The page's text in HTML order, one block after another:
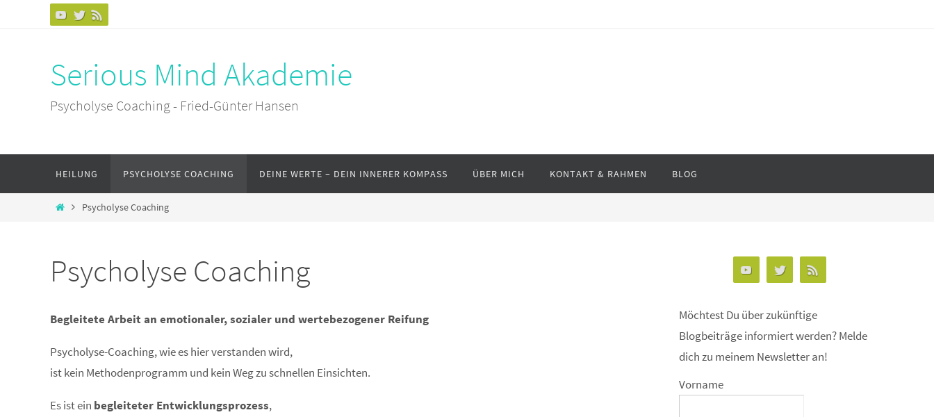
Serious Mind Akademie
Psycholyse Coaching - Fried-Günter Hansen
springen
HEILUNG PSYCHOLYSE COACHING DEINE WERTE – DEIN INNERER KOMPASS ÜBER MICH KONTAKT & RAHMEN BLOG
StartPsycholyse Coaching
Psycholyse Coaching
Begleitete Arbeit an emotionaler, sozialer und wertebezogener Reifung
Psycholyse-Coaching, wie es hier verstanden wird,
ist kein Methodenprogramm und kein Weg zu schnellen Einsichten.
Es ist ein begleiteter Entwicklungsprozess,
Möchtest Du über zukünftige
Blogbeiträge informiert werden? Melde
dich zu meinem Newsletter an!
Vorname